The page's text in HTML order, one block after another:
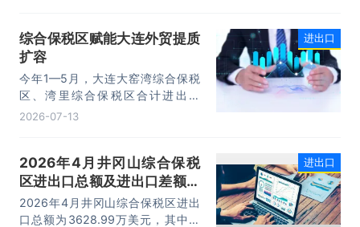
14.73万亿元，增长13.4%，进口
10.74万亿元，增长22.1%。
综合保税区赋能大连外贸提质
扩容
今年1—5月，大连大窑湾综合保税
区、湾里综合保税区合计进出口
332.22亿元，同比增长21%，占大
台。
2026-07-13
进出口
2026年4月井冈山综合保税
区进出口总额及进出口差额统
计分析
2026年4月井冈山综合保税区进出
口总额为3628.99万美元，其中：
进出口